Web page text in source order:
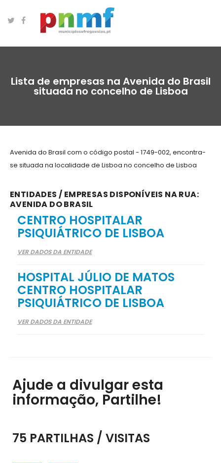
Lista de empresas na Avenida do Brasil
situada no concelho de Lisboa
Avenida do Brasil com o código postal - 1749-002, encontra-
se situada na localidade de Lisboa no concelho de Lisboa
ENTIDADES / EMPRESAS DISPONÍVEIS NA RUA:
AVENIDA DO BRASIL
CENTRO HOSPITALAR
PSIQUIÁTRICO DE LISBOA
VER DADOS DA ENTIDADE
HOSPITAL JÚLIO DE MATOS
CENTRO HOSPITALAR
PSIQUIÁTRICO DE LISBOA
VER DADOS DA ENTIDADE
Ajude a divulgar esta
informação, Partilhe!
75 PARTILHAS / VISITAS